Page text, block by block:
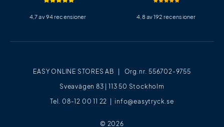
EASY ONLINE STORES AB | Org.nr. 556702-9755
Sveavägen 83 | 113 50 Stockholm
Tel. 08-12 00 11 22 | info@easytryck.se
© 2026
4,7 av 94 recensioner 4,8 av 192 recensioner